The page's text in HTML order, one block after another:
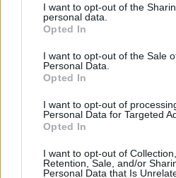
not limited to your visit or usage
grant or deny consent to Google
use your data for below specified
consent section.
I want to opt-out of the
personal data.
Opted In
I want to opt-out of the Sale
Personal Data.
Opted In
I want to opt-out of
Personal Data for Targeted
Opted In
I want to opt-out of
Retention, Sale, and/or
Personal Data that Is